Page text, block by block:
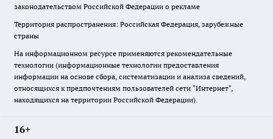
законодательством Российской Федерации о рекламе
Территория распространения: Российская Федерация, зарубежные
страны
На информационном ресурсе применяются рекомендательные
технологии (информационные технологии предоставления
информации на основе сбора, систематизации и анализа сведений,
относящихся к предпочтениям пользователей сети "Интернет",
находящихся на территории Российской Федерации).
16+